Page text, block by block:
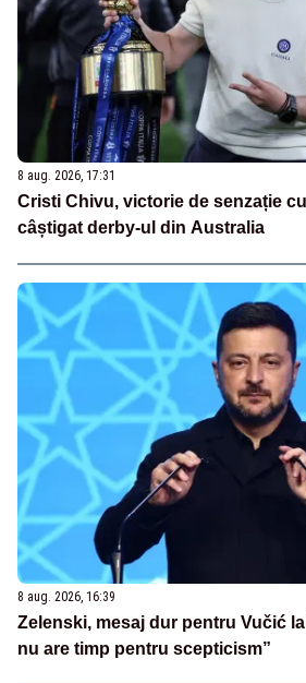
8 aug. 2026, 17:31
Cristi Chivu, victorie de senzație
câștigat derby-ul din Australia
8 aug. 2026, 16:39
Zelenski, mesaj dur pentru Vučić
nu are timp pentru scepticism”